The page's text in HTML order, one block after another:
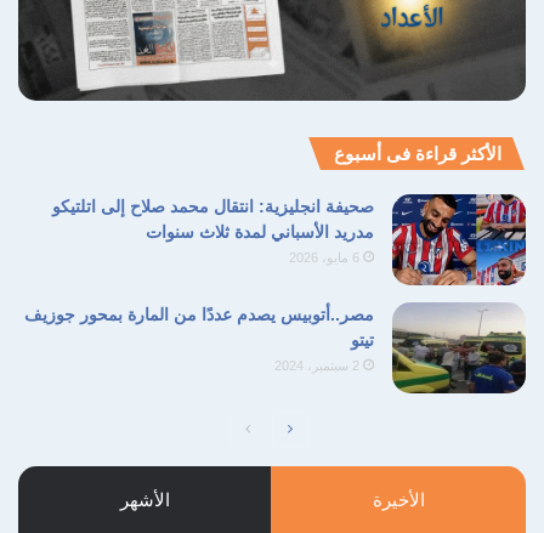
الأكثر قراءة فى أسبوع
صحيفة انجليزية: انتقال محمد صلاح إلى اتلتيكو
مدريد الأسباني لمدة ثلاث سنوات
6 مايو، 2026
مصر..أتوبيس يصدم عددًا من المارة بمحور جوزيف
تيتو
2 سبتمبر، 2024
الصفحة
السابقة
الصفحة
التالية
الأخيرة الأشهر